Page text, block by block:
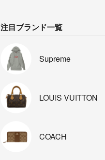
注目ブランド一覧
Supreme
LOUIS VUITTON
COACH